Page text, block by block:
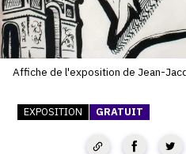
À
Affiche de l'exposition de Jean-
EXPOSITION GRATUIT